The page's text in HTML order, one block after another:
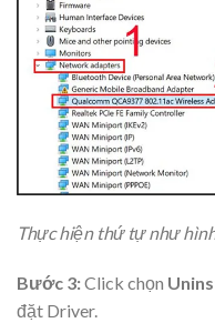
Thực hiện thứ tự như
Bước 3:Click chọn
đặt Driver.